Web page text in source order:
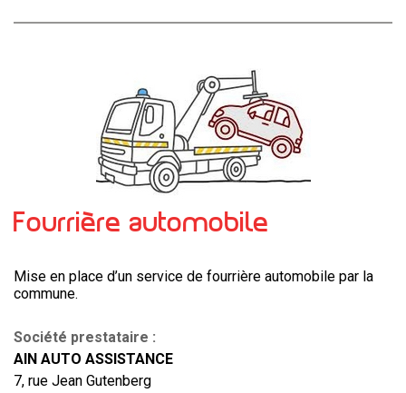
Fourrière automobile
Mise en place d’un service de fourrière automobile par la
commune.
Société prestataire :
AIN AUTO ASSISTANCE
7, rue Jean Gutenberg